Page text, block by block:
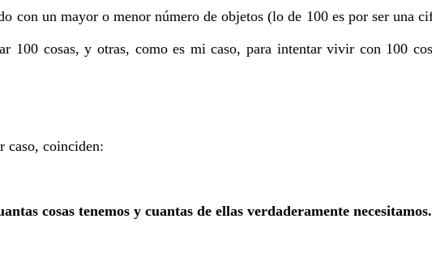
con un mayor o menor número de objetos (lo de 100 es por ser una
100 cosas, y otras, como es mi caso, para intentar vivir con 100
caso, coinciden:
cosas tenemos y cuantas de ellas verdaderamente necesitamos.